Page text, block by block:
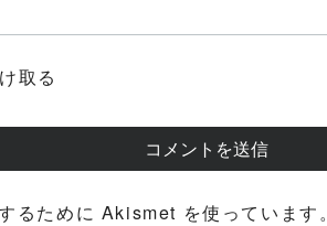
取る
るために Akismet を使っています。